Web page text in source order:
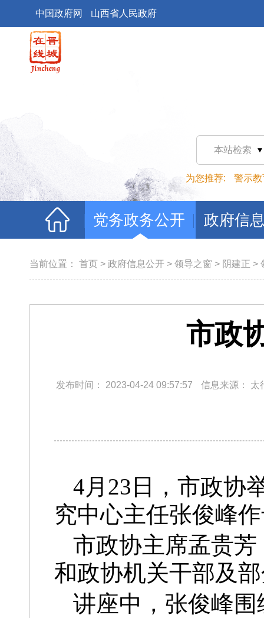
中国政府网 山西省人民政府
本站检索
为您推荐: 警示教
党务政务公开 政府信
当前位置： 首页 > 政府信息公开 > 领导之窗 > 阴建正 >
市政
发布时间： 2023-04-24 09:57:57 信息来源： 太
4月23日，市政协
究中心主任张俊峰
市政协主席孟贵
和政协机关干部及
讲座中，张俊峰